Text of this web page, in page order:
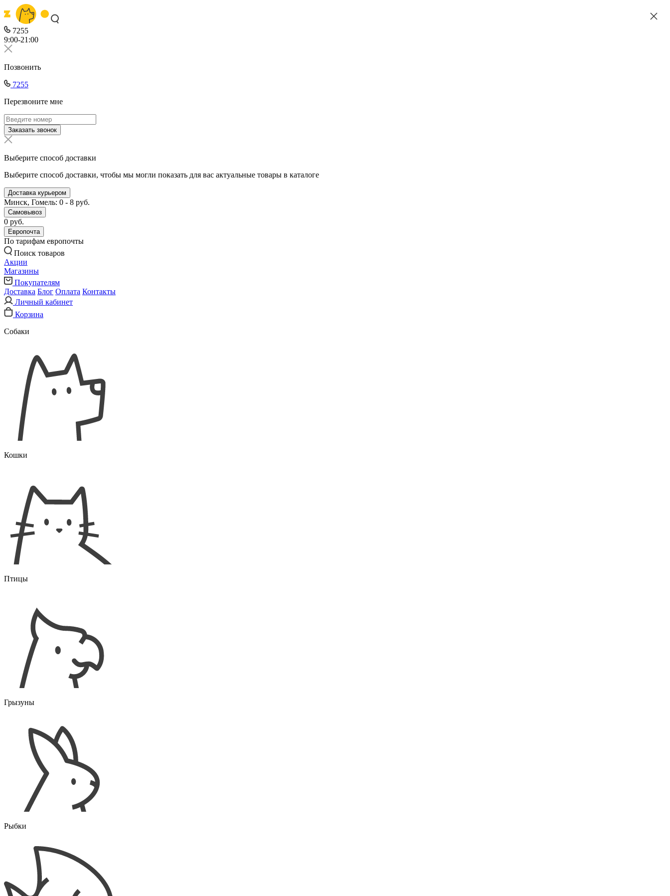
7255
9:00-21:00
Позвонить
7255
Перезвоните мне
Заказать звонок
Выберите способ доставки
Выберите способ доставки, чтобы мы могли показать для вас актуальные товары в каталоге
Доставка курьером
Минск, Гомель: 0 - 8 руб.
Самовывоз
0 руб.
Европочта
По тарифам европочты
Поиск товаров
Акции
Магазины
Покупателям
Доставка Блог Оплата Контакты
Личный кабинет
Корзина
Собаки
Кошки
Птицы
Грызуны
Рыбки